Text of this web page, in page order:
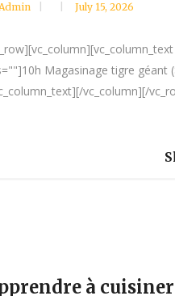
July 15, 2026
Magasinage tigre géant
vc_column][/
à